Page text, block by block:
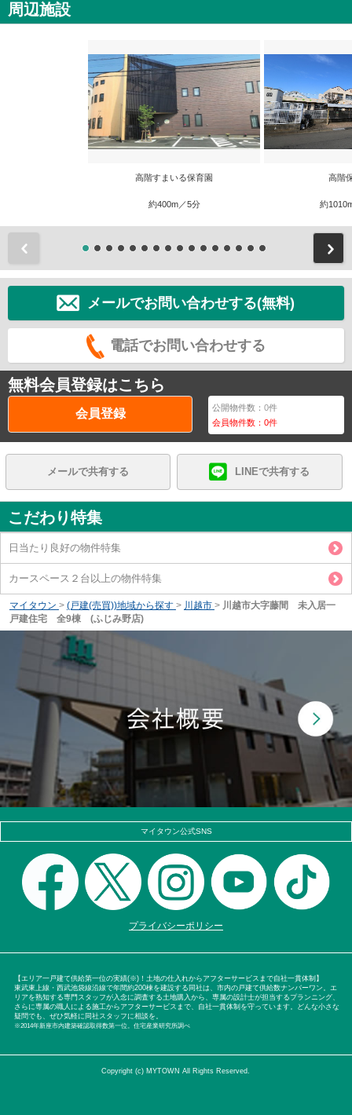
周辺施設
高階すまいる保育園
約400m／5分
高階
約
メールでお問い合わせする(無料)
電話でお問い合わせする
無料会員登録はこちら
会員登録 公開物件数：0件
会員物件数：0件
メールで共有する LINEで共有する
こだわり特集
日当たり良好の物件特集
カースペース２台以上の物件特集
マイタウン > (戸建(売買))地域から探す > 川越市 > 川越市大字藤間 未入居一
戸建住宅 全9棟 (ふじみ野店)
マイタウン公式SNS
プライバシーポリシー
【エリア一戸建て供給第一位の実績(※)！土地の仕入れからアフターサービスまで自社一貫体制】
東武東上線・西武池袋線沿線で年間約200棟を建設する同社は、市内の戸建て供給数ナンバーワン。エ
リアを熟知する専門スタッフが入念に調査する土地購入から、専属の設計士が担当するプランニング、
さらに専属の職人による施工からアフターサービスまで、自社一貫体制を守っています。どんな小さな
疑問でも、ぜひ気軽に同社スタッフに相談を。
※2014年新座市内建築確認取得数第一位。住宅産業研究所調べ
Copyright (c) MYTOWN All Rights Reserved.